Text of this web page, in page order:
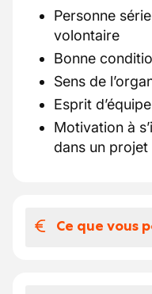
Personne
volontaire
Bonne
Sens de
Esprit
Motivation à
dans un projet
Ce que vous